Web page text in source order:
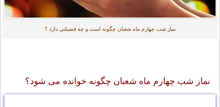
نماز شب چهارم ماه شعبان چگونه است و چه فضیلتی دارد ؟
نماز شب چهارم ماه شعبان چگونه خوانده می شود؟